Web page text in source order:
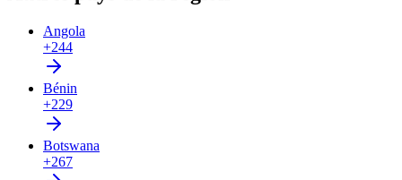
Angola
+244
Bénin
+229
Botswana
+267